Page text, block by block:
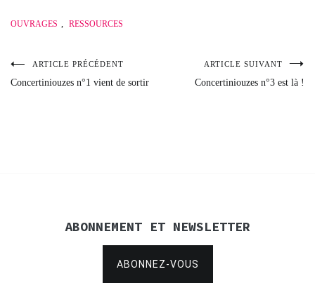
OUVRAGES , RESSOURCES
Navigation
ARTICLE PRÉCÉDENT
Concertiniouzes n°1 vient de sortir
ARTICLE SUIVANT
Concertiniouzes n°3 est là !
ABONNEMENT ET NEWSLETTER
ABONNEZ-VOUS